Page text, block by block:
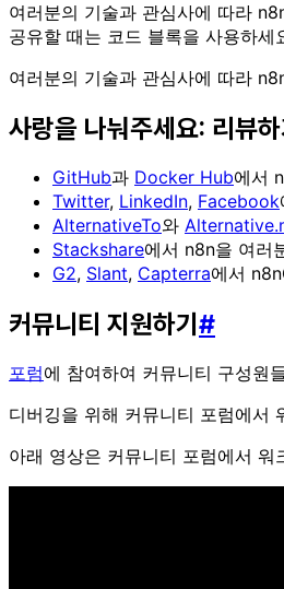
여러분의 기술과 관심사에 따라
공유할 때는 코드 블록을 사용하
여러분의 기술과 관심사에 따라
사랑을 나눠주세요: 리뷰하
GitHub과 Docker Hub에서
Twitter, LinkedIn, Facebook
AlternativeTo와
Stackshare에서 n8n을 여러
G2, Slant, Capterra에서
커뮤니티 지원하기#
포럼에 참여하여 커뮤니티 구성원
디버깅을 위해 커뮤니티 포럼에서
아래 영상은 커뮤니티 포럼에서